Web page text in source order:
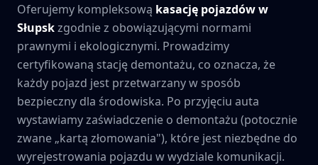
Oferujemy kompleksową kasację pojazdów w
Słupskzgodnie z obowiązującymi normami
prawnymi i ekologicznymi. Prowadzimy
certyfikowaną stację demontażu, co oznacza, że
każdy pojazd jest przetwarzany w sposób
bezpieczny dla środowiska. Po przyjęciu auta
wystawiamy zaświadczenie o demontażu (potocznie
zwane „kartą złomowania"), które jest niezbędne do
wyrejestrowania pojazdu w wydziale komunikacji.